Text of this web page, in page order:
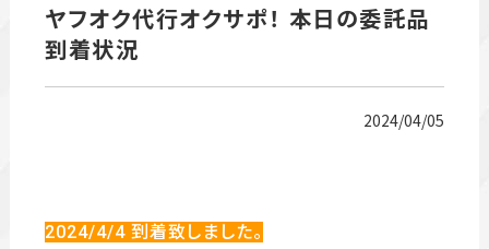
ヤフオク代行オクサポ！ 本日の委託品
到着状況
2024/04/05
2024/4/4到着致しました。